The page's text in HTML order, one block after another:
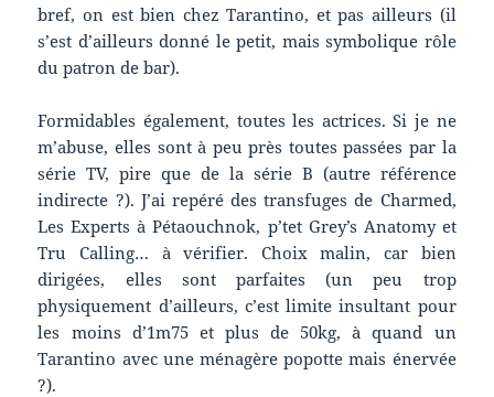
bref, on est bien chez Tarantino, et pas ailleurs (il
s’est d’ailleurs donné le petit, mais symbolique rôle
du patron de bar).
Formidables également, toutes les actrices. Si je ne
m’abuse, elles sont à peu près toutes passées par la
série TV, pire que de la série B (autre référence
indirecte ?). J’ai repéré des transfuges de Charmed,
Les Experts à Pétaouchnok, p’tet Grey’s Anatomy et
Tru Calling… à vérifier. Choix malin, car bien
dirigées, elles sont parfaites (un peu trop
physiquement d’ailleurs, c’est limite insultant pour
les moins d’1m75 et plus de 50kg, à quand un
Tarantino avec une ménagère popotte mais énervée
?).